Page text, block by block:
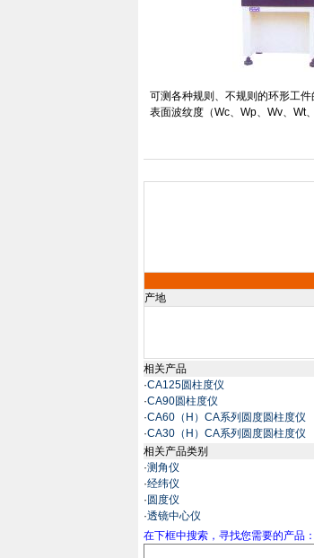
可测各种规则、不规则的环形工
表面波纹度（Wc、Wp、Wv、Wt
产地
相关产品
·CA125圆柱度仪
·CA90圆柱度仪
·CA60（H）CA系列圆度圆柱度仪
·CA30（H）CA系列圆度圆柱度仪
相关产品类别
·测角仪
·经纬仪
· 圆度仪
·透镜中心仪
在下框中搜索，寻找您需要的产品：